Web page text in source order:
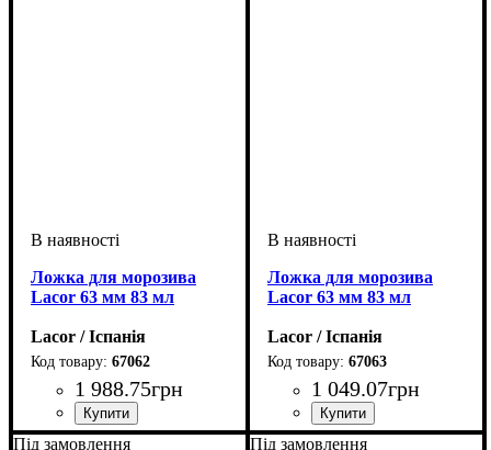
Ложка для морозива
Lacor 63 мм 83 мл
Lacor / Іспанія
67062
1 988.75грн
Ложка для морозива
Lacor 63 мм 83 мл
Lacor / Іспанія
67063
1 049.07грн
Під замовлення Під замовлення